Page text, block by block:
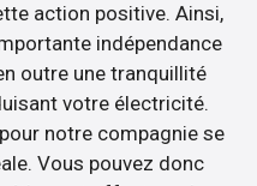
action positive. Ainsi,
indépendance
outre une tranquillité
votre électricité.
notre compagnie se
Vous pouvez donc